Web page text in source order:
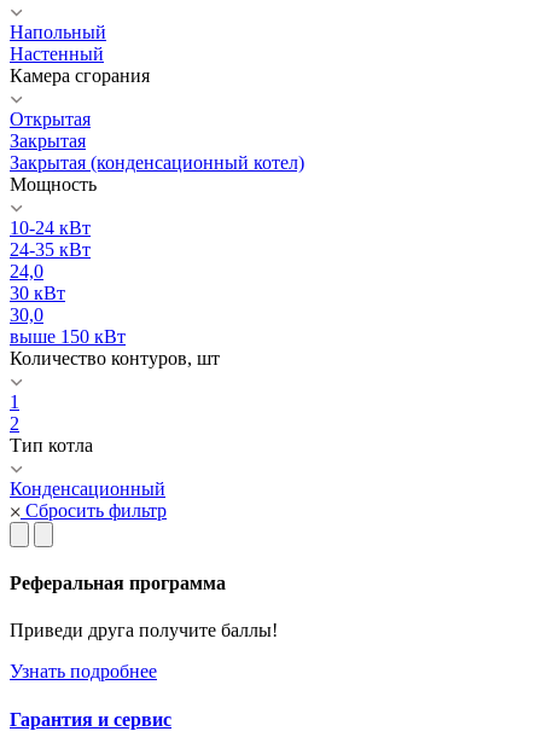
Напольный
Настенный
Камера сгорания
Открытая
Закрытая
Закрытая (конденсационный котел)
Мощность
10-24 кВт
24-35 кВт
24,0
30 кВт
30,0
выше 150 кВт
Количество контуров, шт
1
2
Тип котла
Конденсационный
Сбросить фильтр
Реферальная программа
Приведи друга получите баллы!
Узнать подробнее
Гарантия и сервис